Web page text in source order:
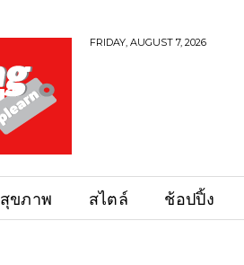
FRIDAY, AUGUST 7, 2026
สุขภาพ สไตล์ ช้อปปิ้ง